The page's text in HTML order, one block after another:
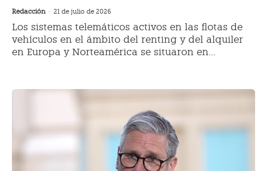
Redacción - 21 de julio de 2026
Los sistemas telemáticos activos en las flotas de
vehículos en el ámbito del renting y del alquiler
en Europa y Norteamérica se situaron en...